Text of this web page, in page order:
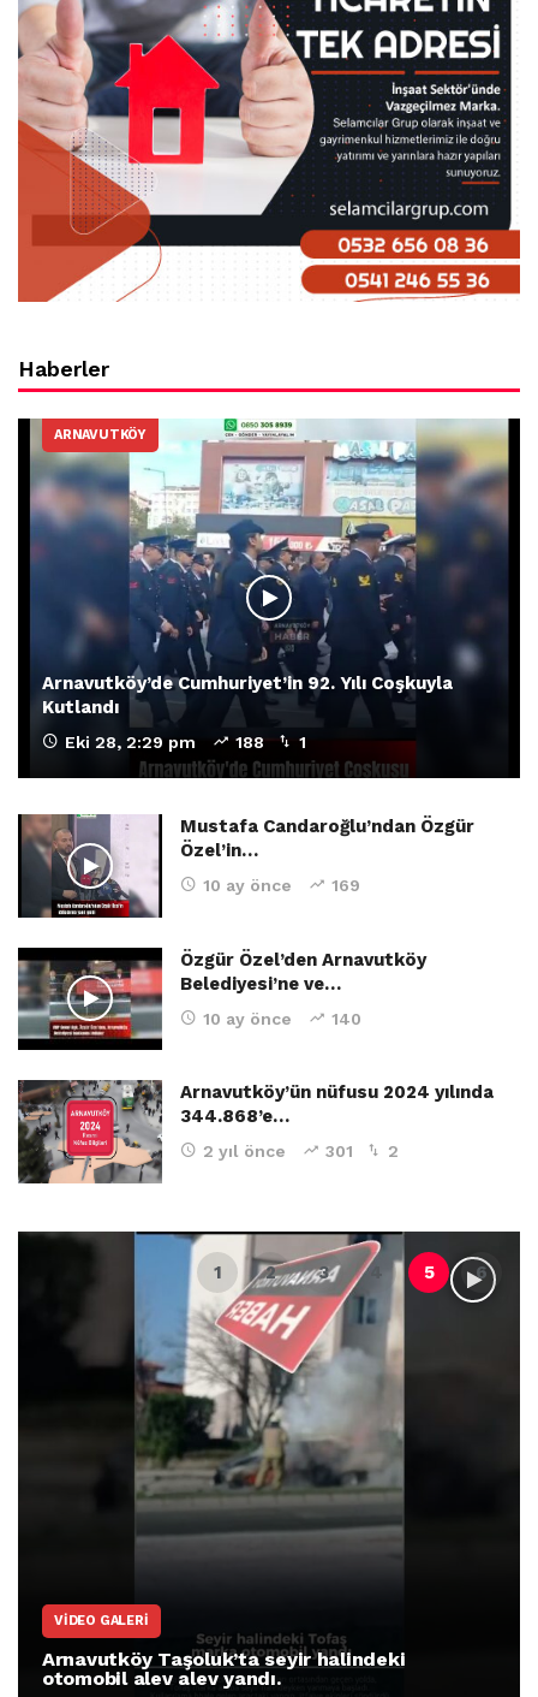
Haberler
ARNAVUTKÖY
Arnavutköy’de Cumhuriyet’in 92. Yılı Coşkuyla
Kutlandı
Eki 28, 2:29 pm 188 1
Mustafa Candaroğlu’ndan Özgür
Özel’in…
10 ay önce 169
Özgür Özel’den Arnavutköy
Belediyesi’ne ve…
10 ay önce 140
Arnavutköy’ün nüfusu 2024 yılında
344.868’e…
2 yıl önce 301 2
VIDEO GALERI
Arnavutköy Taşoluk’ta seyir halindeki
otomobil alev alev yandı.